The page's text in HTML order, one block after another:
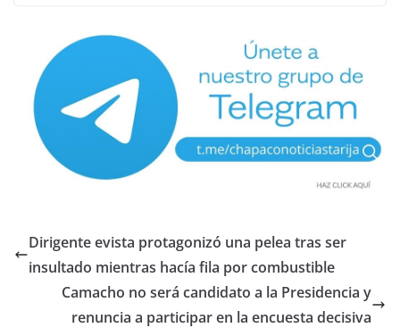
Dirigente evista protagonizó una pelea tras ser
insultado mientras hacía fila por combustible
Camacho no será candidato a la Presidencia y
renuncia a participar en la encuesta decisiva